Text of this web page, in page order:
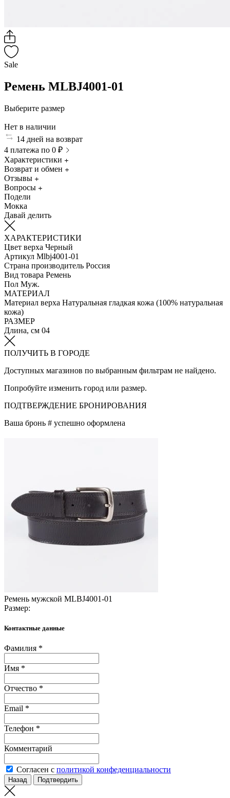
Sale
Ремень MLBJ4001-01
Выберите размер
Нет в наличии
14 дней на возврат
4 платежа по 0 ₽
Характеристики
Возврат и обмен
Отзывы
Вопросы
Подели
Мокка
Давай делить
ХАРАКТЕРИСТИКИ
Цвет верха Черный
Артикул Mlbj4001-01
Страна производитель Россия
Вид товара Ремень
Пол Муж.
МАТЕРИАЛ
Материал верха Натуральная гладкая кожа (100% натуральная
кожа)
РАЗМЕР
Длина, см 04
ПОЛУЧИТЬ В ГОРОДЕ
Доступных магазинов по выбранным фильтрам не найдено.
Попробуйте изменить город или размер.
ПОДТВЕРЖДЕНИЕ БРОНИРОВАНИЯ
Ваша бронь # успешно оформлена
Ремень мужской MLBJ4001-01
Размер:
Контактные данные
Фамилия *
Имя *
Отчество *
Email *
Телефон *
Комментарий
Согласен с политикой конфеденциальности
Назад Подтвердить